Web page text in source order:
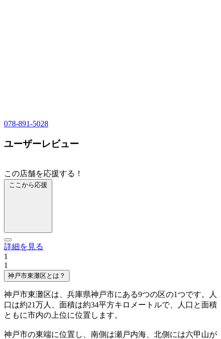
078-891-5028
ユーザーレビュー
この店舗を応援する！
ここから応援
詳細を見る
1
1
神戸市東灘区とは？
神戸市東灘区は、兵庫県神戸市にある9つの区の1つです。人
口は約21万人、面積は約34平方キロメートルで、人口と面積
ともに市内の上位に位置します。
神戸市の東端に位置し、南側は瀬戸内海、北側には六甲山が